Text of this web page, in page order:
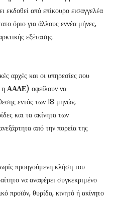
εκδοθεί από επίκουρο εισαγγελέα
όριο για άλλους εννέα μήνες,
εξέτασης.
αρχές και οι υπηρεσίες που
ΑΑΔΕ) οφείλουν να
εντός των 18 μηνών,
και τα ακίνητα των
από την πορεία της
προηγούμενη κλήση του
να αναφέρει συγκεκριμένο
προϊόν, θυρίδα, κινητό ή ακίνητο